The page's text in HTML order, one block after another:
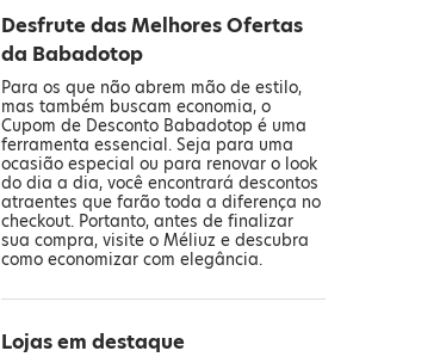
Desfrute das Melhores Ofertas
da Babadotop
Para os que não abrem mão de estilo,
mas também buscam economia, o
Cupom de Desconto Babadotop é uma
ferramenta essencial. Seja para uma
ocasião especial ou para renovar o look
do dia a dia, você encontrará descontos
atraentes que farão toda a diferença no
checkout. Portanto, antes de finalizar
sua compra, visite o Méliuz e descubra
como economizar com elegância.
Lojas em destaque